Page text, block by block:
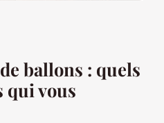
ballons : quels
qui vous